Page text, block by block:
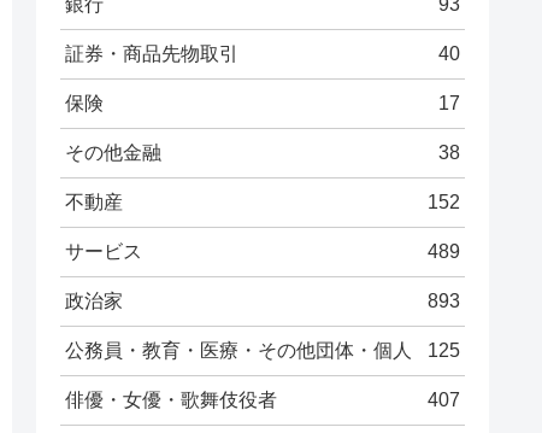
証券・商品先物取引 40
保険 17
その他金融 38
不動産 152
サービス 489
政治家 893
公務員・教育・医療・その他団体・個人 125
俳優・女優・歌舞伎役者 407